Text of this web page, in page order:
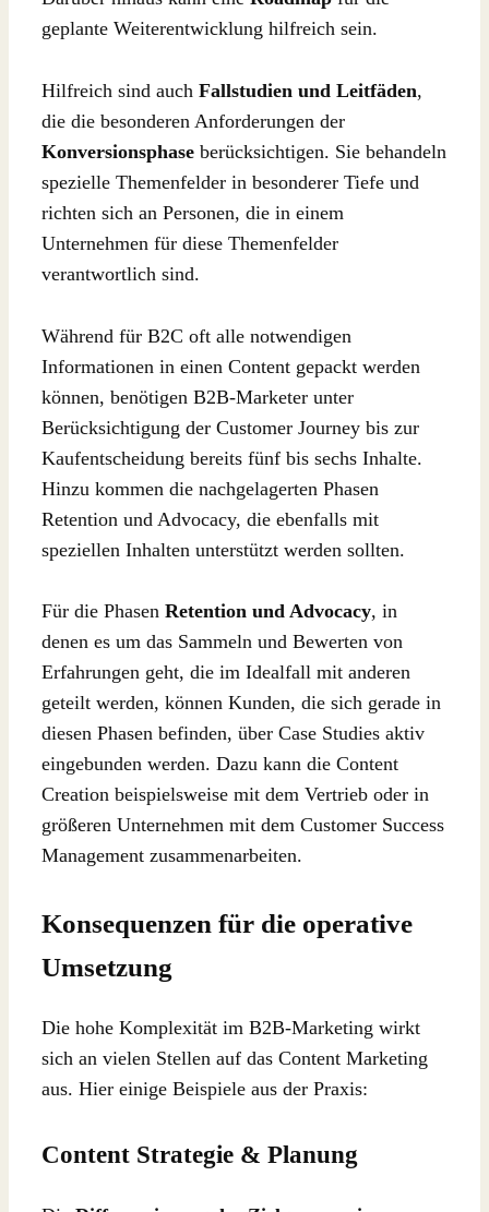
geplante Weiterentwicklung hilfreich sein.
Hilfreich sind auch Fallstudien und Leitfäden,
die die besonderen Anforderungen der
Konversionsphase berücksichtigen. Sie behandeln
spezielle Themenfelder in besonderer Tiefe und
richten sich an Personen, die in einem
Unternehmen für diese Themenfelder
verantwortlich sind.
Während für B2C oft alle notwendigen
Informationen in einen Content gepackt werden
können, benötigen B2B-Marketer unter
Berücksichtigung der Customer Journey bis zur
Kaufentscheidung bereits fünf bis sechs Inhalte.
Hinzu kommen die nachgelagerten Phasen
Retention und Advocacy, die ebenfalls mit
speziellen Inhalten unterstützt werden sollten.
Für die Phasen Retention und Advocacy, in
denen es um das Sammeln und Bewerten von
Erfahrungen geht, die im Idealfall mit anderen
geteilt werden, können Kunden, die sich gerade in
diesen Phasen befinden, über Case Studies aktiv
eingebunden werden. Dazu kann die Content
Creation beispielsweise mit dem Vertrieb oder in
größeren Unternehmen mit dem Customer Success
Management zusammenarbeiten.
Konsequenzen für die operative
Umsetzung
Die hohe Komplexität im B2B-Marketing wirkt
sich an vielen Stellen auf das Content Marketing
aus. Hier einige Beispiele aus der Praxis:
Content Strategie & Planung